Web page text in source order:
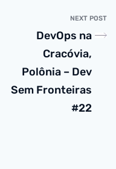
NEXT POST
DevOps na
Cracóvia,
Polônia – Dev
Sem Fronteiras
#22